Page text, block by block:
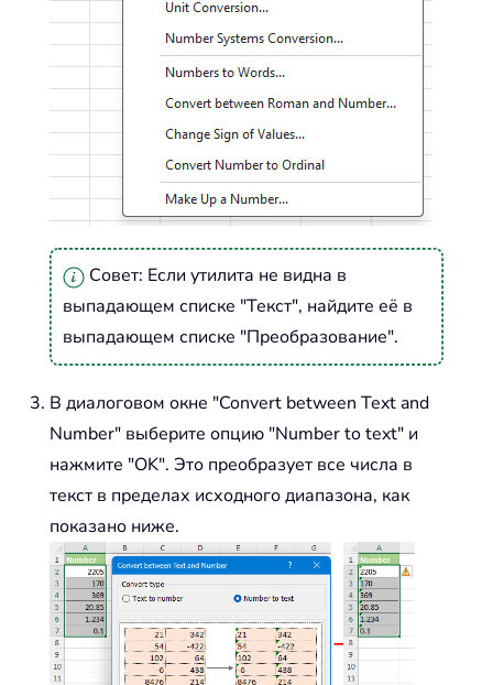
Совет: Если утилита не видна в
выпадающем списке "Текст", найдите её в
выпадающем списке "Преобразование".
В диалоговом окне "Convert between Text and
Number" выберите опцию "Number to text" и
нажмите "OK". Это преобразует все числа в
текст в пределах исходного диапазона, как
показано ниже.